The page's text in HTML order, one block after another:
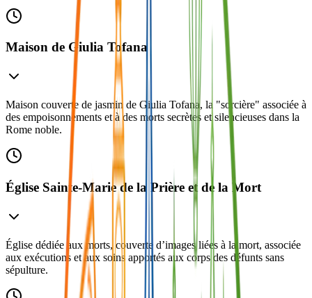
Maison de Giulia Tofana
Maison couverte de jasmin de Giulia Tofana, la "sorcière" associée à
des empoisonnements et à des morts secrètes et silencieuses dans la
Rome noble.
Église Sainte-Marie de la Prière et de la Mort
Église dédiée aux morts, couverte d’images liées à la mort, associée
aux exécutions et aux soins apportés aux corps des défunts sans
sépulture.